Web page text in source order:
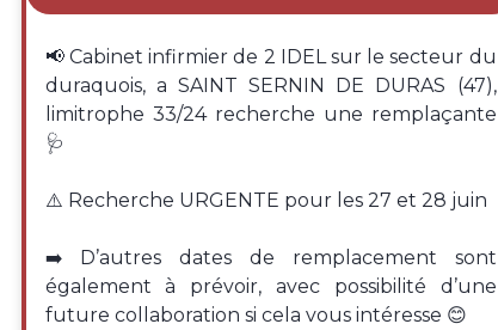
📢 Cabinet infirmier de 2 IDEL sur le secteur du
duraquois, a SAINT SERNIN DE DURAS (47),
limitrophe 33/24 recherche une remplaçante
🩺
⚠️ Recherche URGENTE pour les 27 et 28 juin
➡️ D’autres dates de remplacement sont
également à prévoir, avec possibilité d’une
future collaboration si cela vous intéresse 😊